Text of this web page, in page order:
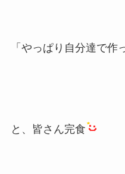
「やっぱり自分達で
と、皆さん完食